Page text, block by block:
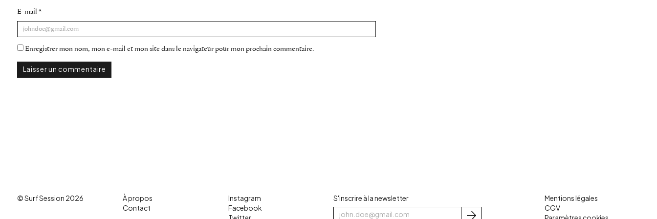
E-mail *
Enregistrer mon nom, mon e-mail et mon site dans le navigateur pour mon prochain commentaire.
© Surf Session 2026
À propos
Contact
Instagram
Facebook
S'inscrire à la newsletter
Mentions légales
CGV